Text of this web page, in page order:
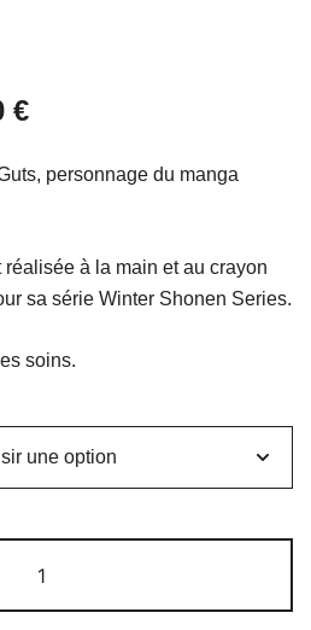
€Plage
18,00 €
à
29,00 €
personnage du manga
réalisée à la main et au crayon
sa série Winter Shonen Series.
soins.
de
Guts